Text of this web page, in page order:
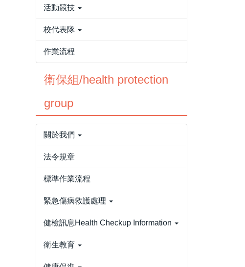
活動競技
校代表隊
作業流程
衛保組/health protection
group
關於我們
法令規章
標準作業流程
緊急傷病救護處理
健檢訊息Health Checkup Information
衛生教育